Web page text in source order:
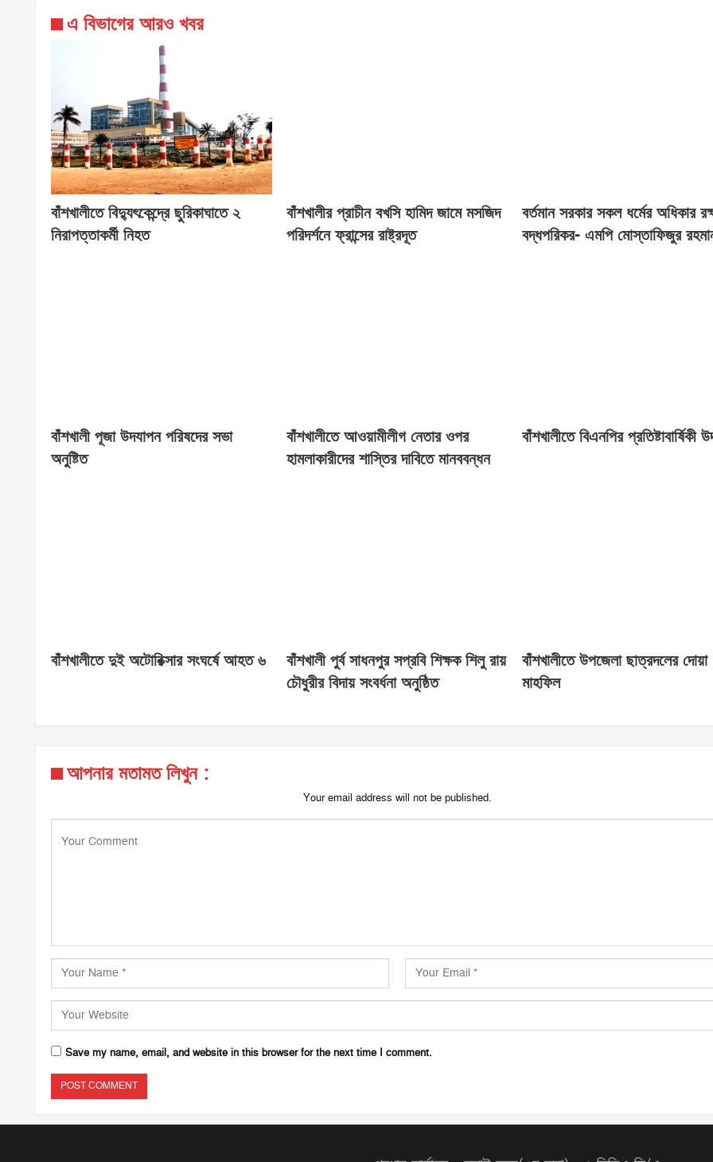
এ বিভাগের আরও খবর
বাঁশখালীতে বিদ্যুৎকেন্দ্রে ছুরিকাঘাতে ২
নিরাপত্তাকর্মী নিহত
বাঁশখালীর প্রাচীন বখসি হামিদ জামে মসজিদ
পরিদর্শনে ফ্রান্সের রাষ্ট্রদূত
বর্তমান সরকার সকল ধর্মের অধিকার
বদ্ধপরিকর- এমপি মোস্তাফিজুর
বাঁশখালী পূজা উদযাপন পরিষদের সভা
অনুষ্টিত
বাঁশখালীতে আওয়ামীলীগ নেতার ওপর
হামলাকারীদের শাস্তির দাবিতে মানববন্ধন
বাঁশখালীতে বিএনপির প্রতিষ্টাবার্ষিকী
বাঁশখালীতে দুই অটোরিক্সার সংঘর্ষে আহত ৬
বাঁশখালী পুর্ব সাধনপুর সপ্রবি শিক্ষক শিলু রায়
চৌধুরীর বিদায় সংবর্ধনা অনুষ্ঠিত
বাঁশখালীতে উপজেলা ছাত্রদলের দোয়া
মাহফিল
আপনার মতামত লিখুন :
Your email address will not be published.
Save my name, email, and website in this browser for the next time I comment.